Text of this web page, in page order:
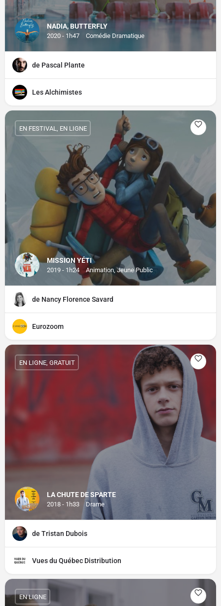
NADIA, BUTTERFLY
2020 - 1h47 Comédie Dramatique
de Pascal Plante
Les Alchimistes
MISSION YÉTI
2019 - 1h24 Animation, Jeune Public
EN FESTIVAL, EN LIGNE
de Nancy Florence Savard
Eurozoom
LA CHUTE DE SPARTE
2018 - 1h33 Drame
EN LIGNE, GRATUIT
de Tristan Dubois
Vues du Québec Distribution
EN LIGNE